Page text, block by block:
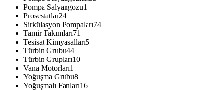
Pompa Salyangozu1
Prosestatlar24
Sirkülasyon Pompaları74
Tamir Takımları71
Tesisat Kimyasalları5
Türbin Grubu44
Türbin Grupları10
Vana Motorları1
Yoğuşma Grubu8
Yoğuşmalı Fanları16